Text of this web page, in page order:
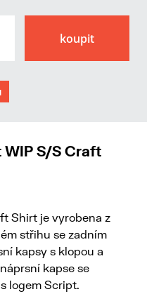
S/S Craft
Shirt je vyrobena z
střihu se zadním
kapsy s klopou a
kapse se
logem Script.